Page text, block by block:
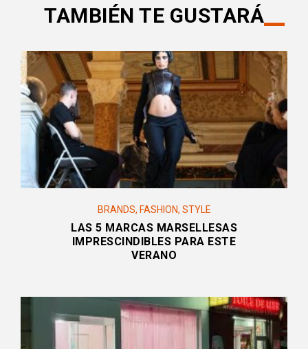
TAMBIÉN TE GUSTARÁ
BRANDS, FASHION, STYLE
LAS 5 MARCAS MARSELLESAS
IMPRESCINDIBLES PARA ESTE
VERANO